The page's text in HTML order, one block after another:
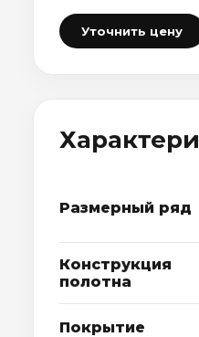
Уточнить цену
Размерный ряд
Конструкция
полотна
Покрытие